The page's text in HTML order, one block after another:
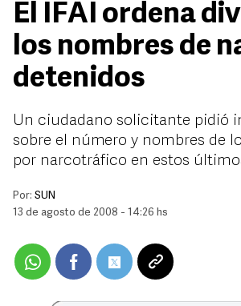
El IFAI ordena
los nombres de
detenidos
Un ciudadano solicitante pidió
sobre el número y nombres de
por narcotráfico en estos
Por: SUN
13 de agosto de 2008 - 14:26 hs